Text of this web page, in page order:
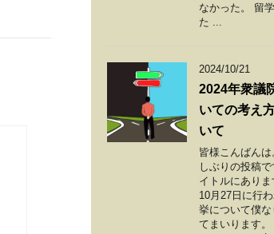
なかった。 留
た ...
2024/10/21
2024年衆議
いての考え
いて
皆様こんばん
しぶりの投稿
イトルにあり
10月27日に行
挙について僕
てまいります